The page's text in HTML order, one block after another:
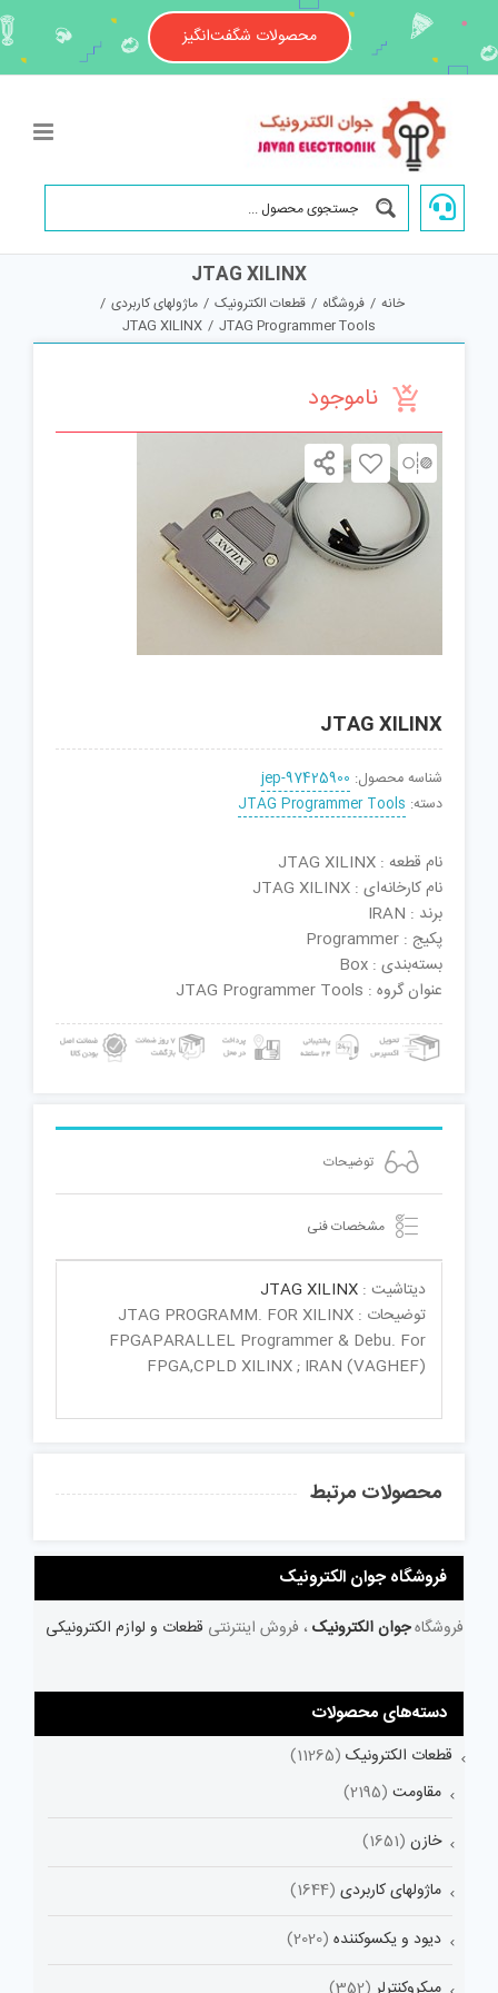
content
محصولات شگفت‌انگیز
JTAG XILINX
خانه / فروشگاه / قطعات الکترونیک / ماژولهای کاربردی /
JTAG Programmer Tools
/
JTAG XILINX
ناموجود
JTAG XILINX
شناسه محصول: jep-97425900
دسته: JTAG Programmer Tools
نام قطعه : JTAG XILINX
نام کارخانه‌ای : JTAG XILINX
برند : IRAN
پکیج : Programmer
بسته‌بندی : Box
عنوان گروه : JTAG Programmer Tools
توضیحات
مشخصات فنی
دیتاشیت : JTAG XILINX
توضیحات : JTAG PROGRAMM. FOR XILINX
FPGAPARALLEL Programmer & Debu. For
FPGA,CPLD XILINX ; IRAN (VAGHEF)
محصولات مرتبط
فروشگاه جوان الکترونیک
فروشگاهجوان الکترونیک ، فروش اینترنتی قطعات و لوازم الکترونیکی
دسته‌های محصولات
قطعات الکترونیک (11265)
مقاومت (2195)
خازن (1651)
ماژولهای کاربردی (1644)
دیود و یکسوکننده (2020)